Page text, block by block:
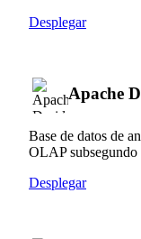
Desplegar
Apache
Base de datos de
OLAP subsegundo
Desplegar